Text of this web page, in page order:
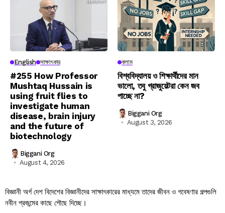
English সাক্ষাৎকার
#255 How Professor
Mushtaq Hussain is
using fruit flies to
investigate human
disease, brain injury
and the future of
biotechnology
Biggani Org
August 4, 2026
কলাম
বিশ্ববিদ্যালয় ও শিক্ষার্থীদের মান
ভালো, তবু গ্রাজুয়েটরা কেন জব
পাচ্ছে না?
Biggani Org
August 3, 2026
বিজ্ঞানী অর্গ দেশ বিদেশের বিজ্ঞানীদের সাক্ষাৎকারের মাধ্যমে তাদের জীবন ও গবেষণার গল্পগুলি
নবীন প্রজন্মের কাছে পৌছে দিচ্ছে।